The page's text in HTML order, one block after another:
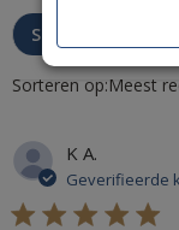
5
Schrijf een
Sorteren op:Meest
K A.
Geverifieerde
5 star rating